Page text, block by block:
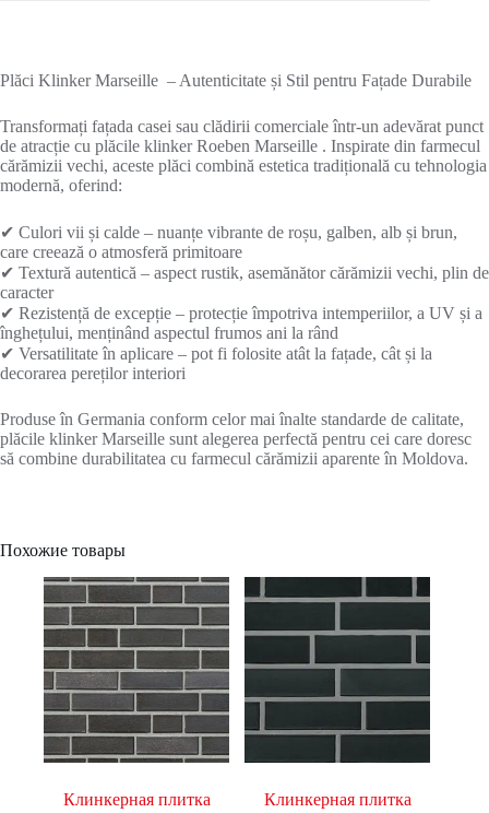
Plăci Klinker Marseille – Autenticitate și Stil pentru Fațade Durabile
Transformați fațada casei sau clădirii comerciale într-un adevărat punct
de atracție cu plăcile klinker Roeben Marseille . Inspirate din farmecul
cărămizii vechi, aceste plăci combină estetica tradițională cu tehnologia
modernă, oferind:
✔ Culori vii și calde – nuanțe vibrante de roșu, galben, alb și brun,
care creează o atmosferă primitoare
✔ Textură autentică – aspect rustik, asemănător cărămizii vechi, plin de
caracter
✔ Rezistență de excepție – protecție împotriva intemperiilor, a UV și a
înghețului, menținând aspectul frumos ani la rând
✔ Versatilitate în aplicare – pot fi folosite atât la fațade, cât și la
decorarea pereților interiori
Produse în Germania conform celor mai înalte standarde de calitate,
plăcile klinker Marseille sunt alegerea perfectă pentru cei care doresc
să combine durabilitatea cu farmecul cărămizii aparente în Moldova.
Похожие товары
Клинкерная плитка
Клинкерная плитка